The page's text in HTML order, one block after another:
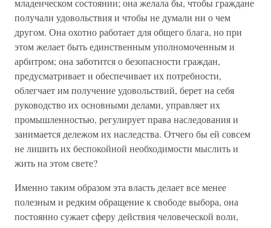
младенческом состоянии; она желала бы, чтобы граждане
получали удовольствия и чтобы не думали ни о чем
другом. Она охотно работает для общего блага, но при
этом желает быть единственным уполномоченным и
арбитром; она заботится о безопасности граждан,
предусматривает и обеспечивает их потребности,
облегчает им получение удовольствий, берет на себя
руководство их основными делами, управляет их
промышленностью, регулирует права наследования и
занимается дележом их наследства. Отчего бы ей совсем
не лишить их беспокойной необходимости мыслить и
жить на этом свете?
Именно таким образом эта власть делает все менее
полезным и редким обращение к свободе выбора, она
постоянно сужает сферу действия человеческой воли,